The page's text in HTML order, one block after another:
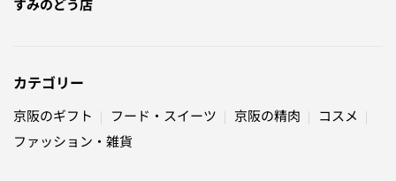
カテゴリー
京阪のギフト フード・スイーツ 京阪の精肉
コスメ
ファッション・雑貨